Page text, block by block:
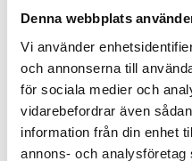
Denna webbplats
Vi använder
och annonserna till
för sociala medier och
vidarebefordrar även
information från din enhet
annons- och analysföretag
Kestotilaus
Arvostele tuotteita
Toivelistat
LUO ASIAKAS